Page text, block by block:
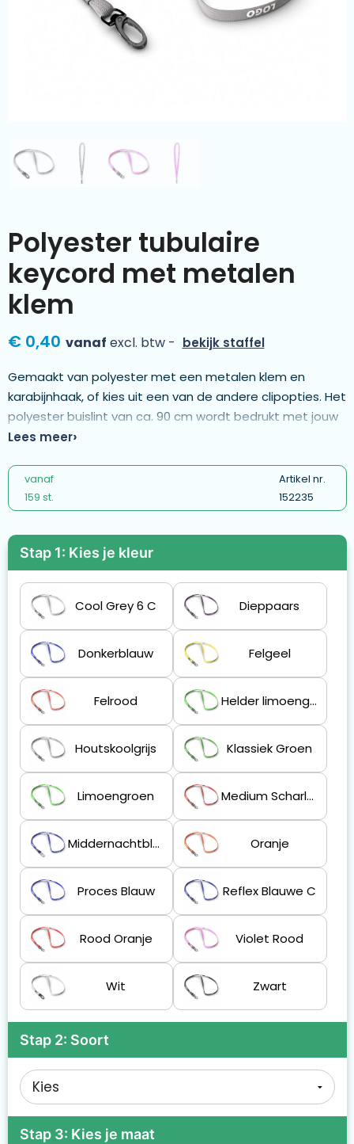
Kleding & textiel
Duurzamere geschenken
Meer categorieën
Polyester tubulaire
keycord met metalen
klem
€ 0,40 vanaf excl. btw - bekijk staffel
Gemaakt van polyester met een metalen klem en
karabijnhaak, of kies uit een van de andere clipopties. Het
polyester buislint van ca. 90 cm wordt bedrukt met jouw
Pantone‑kleurige logo‑ontwerpen aan één of beide
Lees meer
vanaf
159 st.
Artikel nr.
152235
Stap 1: Kies je kleur
Cool Grey 6 C Dieppaars
Donkerblauw Felgeel
Felrood Helder limoengroen
Houtskoolgrijs Klassiek Groen
Limoengroen Medium Scharlakenrood
Middernachtblauw Oranje
Proces Blauw Reflex Blauwe C
Rood Oranje Violet Rood
Wit Zwart
Stap 2: Soort
Stap 3: Kies je maat